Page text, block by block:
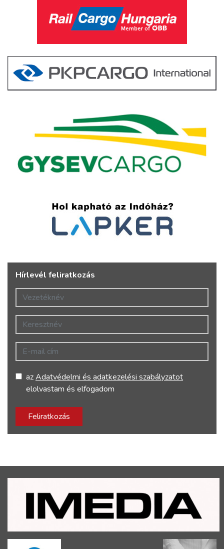
Hírlevél feliratkozás
Vezetéknév
Keresztnév
E-mail cím
azAdatvédelmi és adatkezelési szabályzatot
elolvastam és elfogadom
Feliratkozás